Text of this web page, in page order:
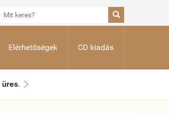

Elérhetőségek CD kiadás
üres. 